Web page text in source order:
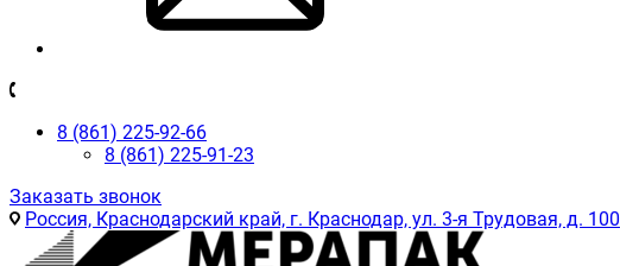
8 (861) 225-92-66
8 (861) 225-91-23
Заказать звонок
Россия, Краснодарский край, г. Краснодар, ул. 3-я Трудовая, д. 100